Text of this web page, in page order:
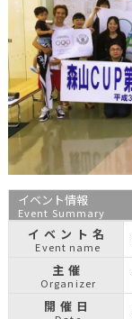
イベント情報
Event Summary
イベント名
Event name
主催
Organizer
開催日